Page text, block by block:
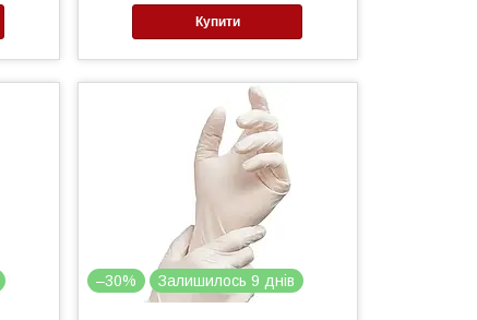
Купити
–30% Залишилось 9 днів